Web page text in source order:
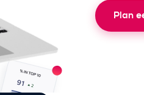
Plan